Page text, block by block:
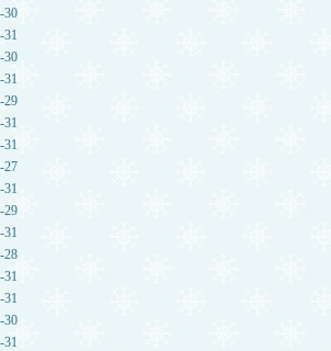
30
31
30
31
29
31
31
27
31
29
31
28
31
31
30
31